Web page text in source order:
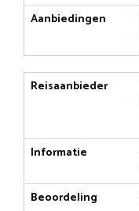
Aanbiedingen
Reisaanbieder
Informatie
Beoordeling